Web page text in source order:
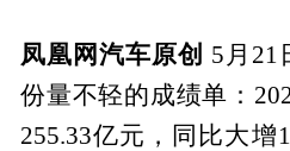
凤凰网汽车原创 5月21
份量不轻的成绩单：
255.33亿元，同比大增